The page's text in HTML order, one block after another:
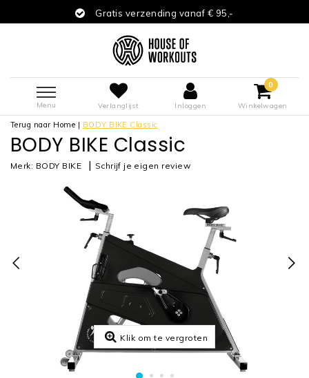
Gratis verzending vanaf € 95,-
Menu Verlanglijst Inloggen
0
Winkelwagen
Terug naar Home | BODY BIKE Classic
BODY BIKE Classic
Merk: BODY BIKE | Schrijf je eigen review
Klik om te vergroten